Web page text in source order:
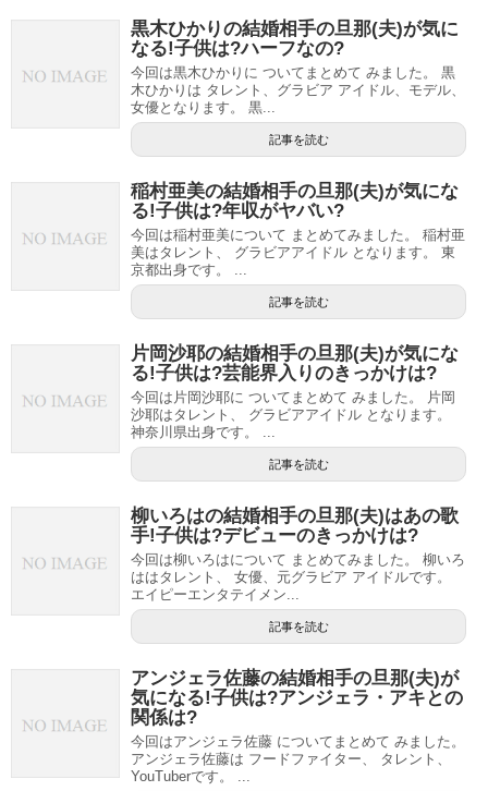
黒木ひかりの結婚相手の旦那(夫)が気に
なる!子供は?ハーフなの?
今回は黒木ひかりに ついてまとめて みました。 黒
木ひかりは タレント、グラビア アイドル、モデル、
女優となります。 黒...
記事を読む
稲村亜美の結婚相手の旦那(夫)が気にな
る!子供は?年収がヤバい?
今回は稲村亜美について まとめてみました。 稲村亜
美はタレント、 グラビアアイドル となります。 東
京都出身です。 ...
記事を読む
片岡沙耶の結婚相手の旦那(夫)が気にな
る!子供は?芸能界入りのきっかけは?
今回は片岡沙耶に ついてまとめて みました。 片岡
沙耶はタレント、 グラビアアイドル となります。
神奈川県出身です。 ...
記事を読む
柳いろはの結婚相手の旦那(夫)はあの歌
手!子供は?デビューのきっかけは?
今回は柳いろはについて まとめてみました。 柳いろ
ははタレント、 女優、元グラビア アイドルです。
エイピーエンタテイメン...
記事を読む
アンジェラ佐藤の結婚相手の旦那(夫)が
気になる!子供は?アンジェラ・アキとの
関係は?
今回はアンジェラ佐藤 についてまとめて みました。
アンジェラ佐藤は フードファイター、 タレント、
YouTuberです。 ...